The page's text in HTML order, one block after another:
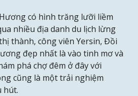
có hình trăng lưỡi liềm
nhiều địa danh du lịch lừng
thành, công viên Yersin, Đồi
đẹp nhất là vào tinh mơ và
phá chợ đêm ở đây với
cũng là một trải nghiệm
hút.